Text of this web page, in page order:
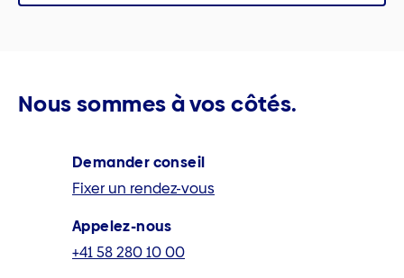
Nous sommes à vos côtés.
Demander conseil
Fixer un rendez-vous
Appelez-nous
+41 58 280 10 00